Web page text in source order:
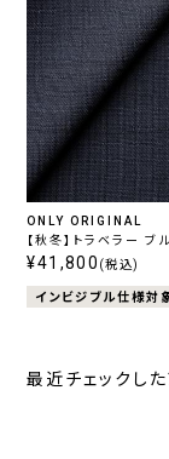
ONLY ORIGINAL
【秋冬】トラベラー ブ
ェック
¥41,800 (税込)
インビジブル仕様対
最近チェックし